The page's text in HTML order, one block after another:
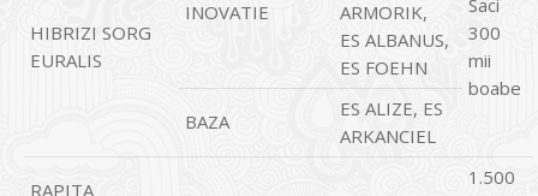
HIBRIZI SORG
EURALIS
INOVATIE
ARMORIK,
ES ALBANUS,
ES FOEHN
Saci
300
mii
boabe
BAZA
ES ALIZE, ES
ARKANCIEL
RAPITA
1.500